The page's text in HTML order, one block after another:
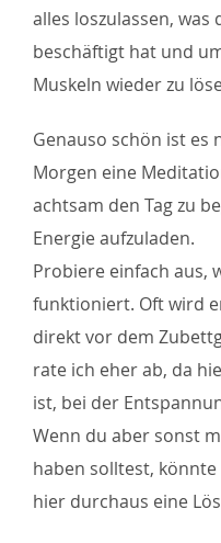
alles loszulassen, was
beschäftigt hat und
Muskeln wieder zu
Genauso schön ist es
Morgen eine
achtsam den Tag zu
Energie aufzuladen.
Probiere einfach aus,
funktioniert. Oft wird
direkt vor dem
rate ich eher ab, da
ist, bei der
Wenn du aber sonst
haben solltest,
hier durchaus eine